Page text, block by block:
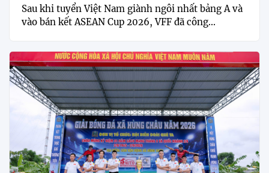
Sau khi tuyển Việt Nam giành ngôi nhất bảng A và
vào bán kết ASEAN Cup 2026, VFF đã công...